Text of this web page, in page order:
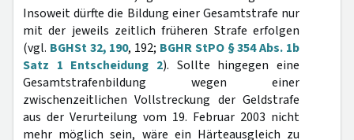
Insoweit dürfte die Bildung einer Gesamtstrafe nur
mit der jeweils zeitlich früheren Strafe erfolgen
(vgl. BGHSt 32, 190, 192; BGHR StPO § 354 Abs. 1b
Satz 1 Entscheidung 2). Sollte hingegen eine
Gesamtstrafenbildung wegen einer
zwischenzeitlichen Vollstreckung der Geldstrafe
aus der Verurteilung vom 19. Februar 2003 nicht
mehr möglich sein, wäre ein Härteausgleich zu